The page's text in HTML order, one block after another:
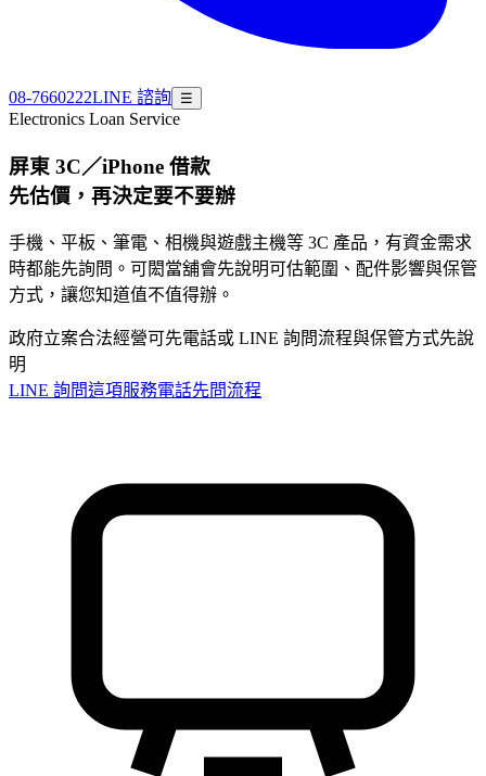
08-7660222LINE 諮詢 ☰
Electronics Loan Service
屏東 3C／iPhone 借款
先估價，再決定要不要辦
手機、平板、筆電、相機與遊戲主機等 3C 產品，有資金需求
時都能先詢問。可閎當舖會先說明可估範圍、配件影響與保管
方式，讓您知道值不值得辦。
政府立案合法經營可先電話或 LINE 詢問流程與保管方式先說
明
LINE 詢問這項服務電話先問流程